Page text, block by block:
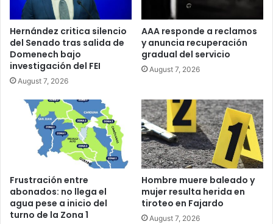
Hernández critica silencio
del Senado tras salida de
Domenech bajo
investigación del FEI
August 7, 2026
AAA responde a reclamos
y anuncia recuperación
gradual del servicio
August 7, 2026
Frustración entre
abonados: no llega el
agua pese a inicio del
turno de la Zona 1
Hombre muere baleado y
mujer resulta herida en
tiroteo en Fajardo
August 7, 2026